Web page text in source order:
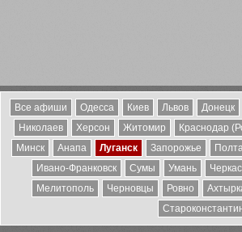
Все афиши Одесса Киев Львов Донецк
Николаев
Херсон Житомир Краснодар
Минск
Анапа Луганск Запорожье
Ивано-Франковск
Сумы Умань
Мелитополь
Черновцы Ровно